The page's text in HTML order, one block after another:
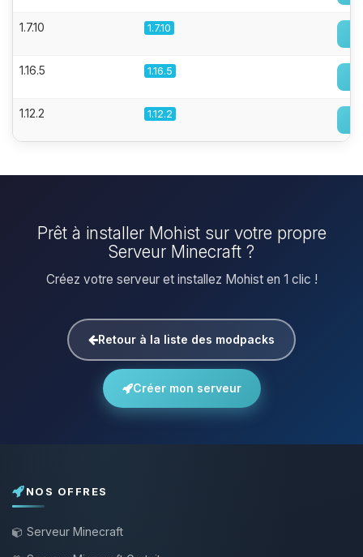
1.7.10 1.7.10
1.16.5 1.16.5
1.12.2 1.12.2
Prêt à installer Mohist sur votre propre
Serveur Minecraft ?
Créez votre serveur et installez Mohist en 1 clic !
Retour à la liste des modpacks
Créer mon serveur
NOS OFFRES
Serveur Minecraft